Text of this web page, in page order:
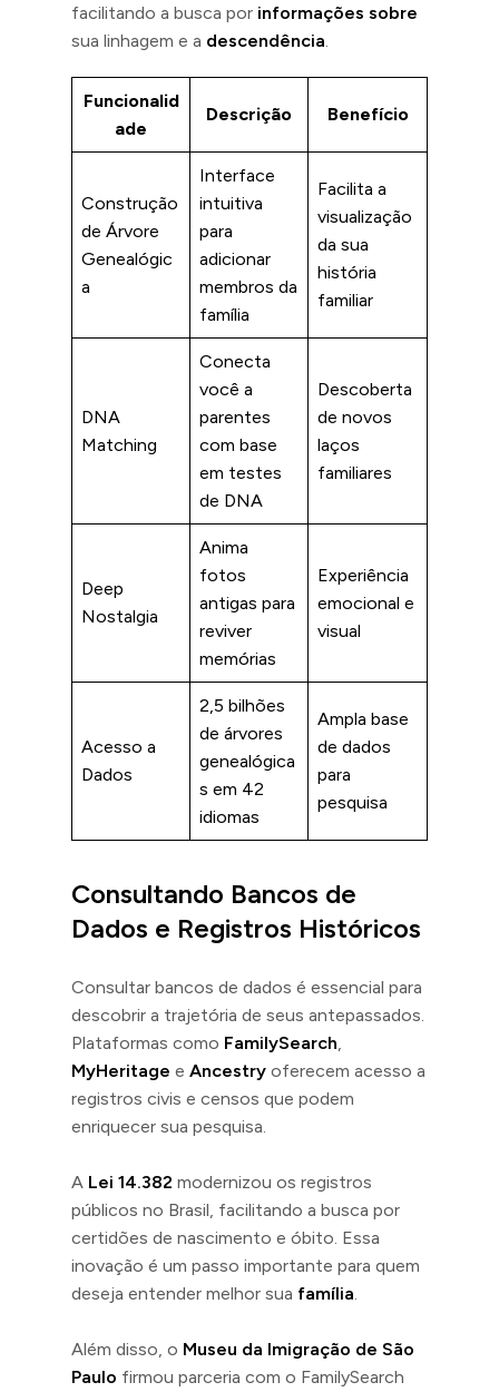
facilitando a busca por informações sobre
sua linhagem e a descendência.
Funcionalid
ade
Descrição Benefício
Construção
de Árvore
Genealógic
a
Interface
intuitiva
para
adicionar
membros da
família
Facilita a
visualização
da sua
história
familiar
DNA
Matching
Conecta
você a
parentes
com base
em testes
de DNA
Descoberta
de novos
laços
familiares
Deep
Nostalgia
Anima
fotos
antigas para
reviver
memórias
Experiência
emocional e
visual
Acesso a
Dados
2,5 bilhões
de árvores
genealógica
s em 42
idiomas
Ampla base
de dados
para
pesquisa
Consultando Bancos de
Dados e Registros Históricos
Consultar bancos de dados é essencial para
descobrir a trajetória de seus antepassados.
Plataformas como FamilySearch,
MyHeritage e Ancestry oferecem acesso a
registros civis e censos que podem
enriquecer sua pesquisa.
A Lei 14.382 modernizou os registros
públicos no Brasil, facilitando a busca por
certidões de nascimento e óbito. Essa
inovação é um passo importante para quem
deseja entender melhor sua família.
Além disso, o Museu da Imigração de São
Paulo firmou parceria com o FamilySearch